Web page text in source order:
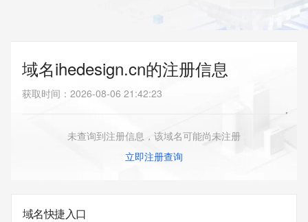
域名ihedesign.cn的注册信息
获取时间 ： 2026-08-06 21:42:23
未查询到注册信息，该域名可能尚未注册
立即注册查询
域名快捷入口